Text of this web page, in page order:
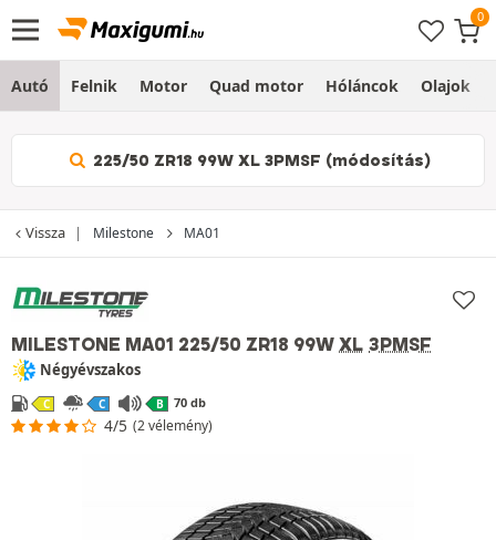
Autó Felnik Motor Quad motor Hóláncok Olajok
225/50 ZR18 99W XL 3PMSF (módosítás)
Vissza Milestone MA01
MILESTONE MA01 225/50 ZR18 99W XL 3PMSF
Négyévszakos
C C B 70 db
4/5 (2 vélemény)